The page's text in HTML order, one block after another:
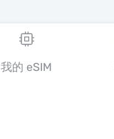
我的 eSIM